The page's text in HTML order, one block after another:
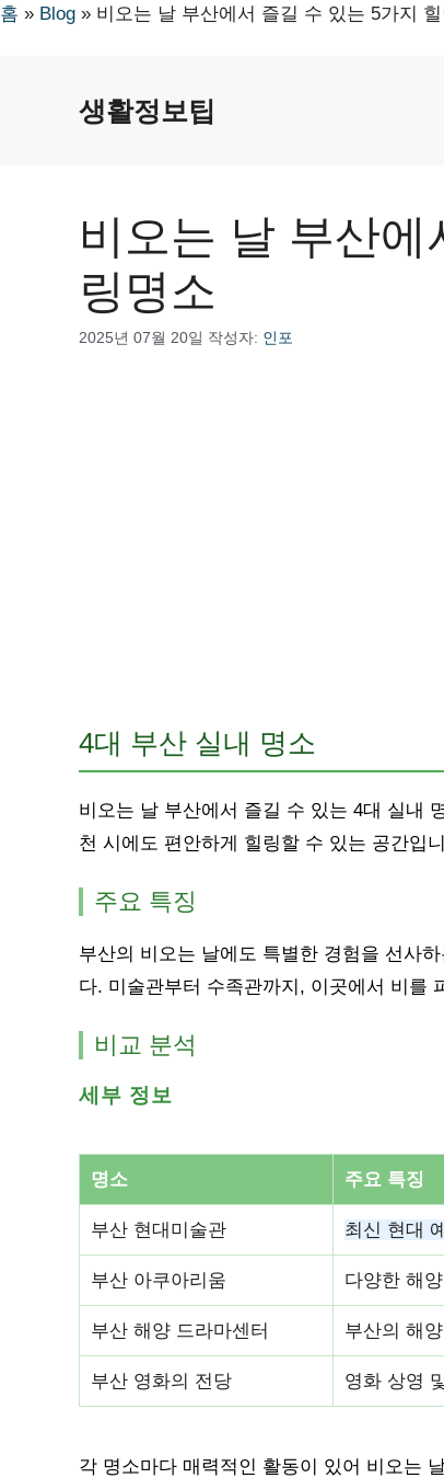
홈 » Blog » 비오는 날 부산에서 즐길 수 있는 5가지
생활정보팁
비오는 날 부산
링명소
2025년 07월 20일 작성자: 인포
4대 부산 실내 명소
비오는 날 부산에서 즐길 수 있는 4대 실내
천 시에도 편안하게 힐링할 수 있는 공간입
주요 특징
부산의 비오는 날에도 특별한 경험을 선사
다. 미술관부터 수족관까지, 이곳에서 비를
비교 분석
세부 정보
명소 주요 특징
부산 현대미술관 최신 현대
부산 아쿠아리움 다양한 해
부산 해양 드라마센터 부산의 해
부산 영화의 전당 영화 상영
각 명소마다 매력적인 활동이 있어 비오는